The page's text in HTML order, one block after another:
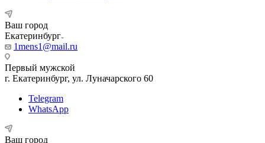
Ваш город
Екатеринбург
1mens1@mail.ru
Первый мужской
г. Екатеринбург, ул. Луначарского 60
Telegram
WhatsApp
Ваш город